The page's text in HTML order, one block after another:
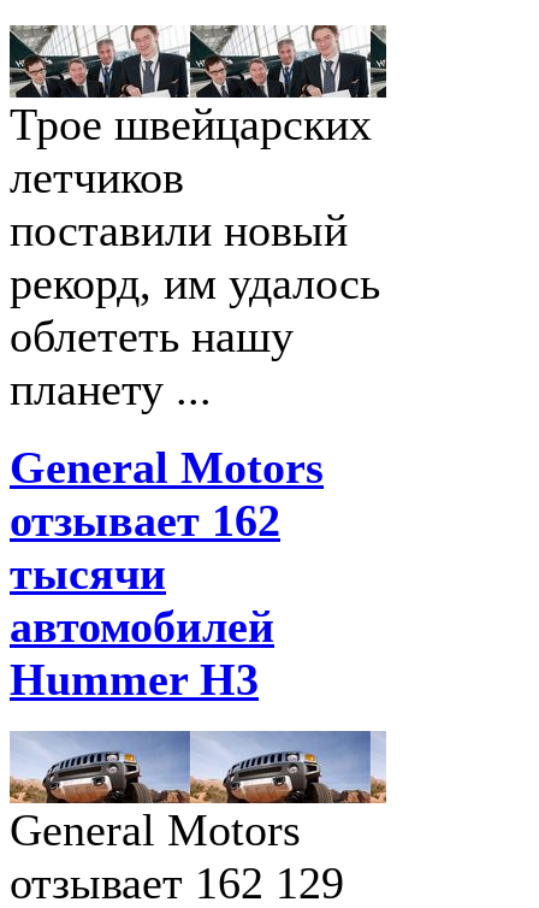
Трое швейцарских
летчиков
поставили новый
рекорд, им удалось
облететь нашу
планету ...
General Motors
отзывает 162
тысячи
автомобилей
Hummer H3
General Motors
отзывает 162 129